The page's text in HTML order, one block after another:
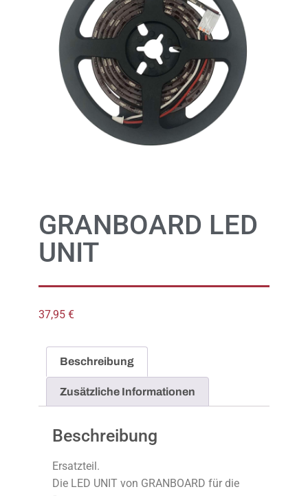
GRANBOARD LED
UNIT
37,95 €
Beschreibung
Zusätzliche Informationen
Beschreibung
Ersatzteil.
Die LED UNIT von GRANBOARD für die